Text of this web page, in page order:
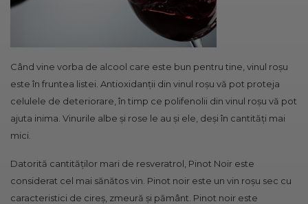
Când vine vorba de alcool care este bun pentru tine, vinul roșu
este în fruntea listei. Antioxidanții din vinul roșu vă pot proteja
celulele de deteriorare, în timp ce polifenolii din vinul roșu vă pot
ajuta inima. Vinurile albe și rose le au și ele, deși în cantități mai
mici.
Datorită cantităților mari de resveratrol, Pinot Noir este
considerat cel mai sănătos vin. Pinot noir este un vin roșu sec cu
caracteristici de cireș, zmeură și pământ. Pinot noir este